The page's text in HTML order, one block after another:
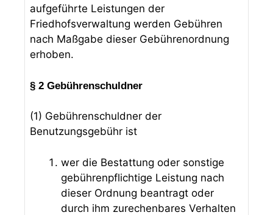
aufgeführte Leistungen der
Friedhofsverwaltung werden Gebühren
nach Maßgabe dieser Gebührenordnung
erhoben.
§ 2 Gebührenschuldner
(1) Gebührenschuldner der
Benutzungsgebühr ist
wer die Bestattung oder sonstige
gebührenpflichtige Leistung nach
dieser Ordnung beantragt oder
durch ihm zurechenbares Verhalten